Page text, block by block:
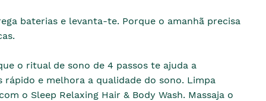
baterias e levanta-te. Porque o amanhã precisa
o ritual de sono de 4 passos te ajuda a
rápido e melhora a qualidade do sono. Limpa
o Sleep Relaxing Hair & Body Wash. Massaja o